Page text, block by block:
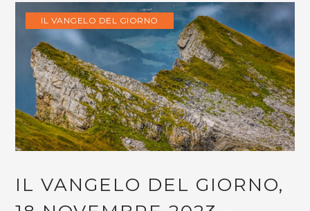
IL VANGELO DEL GIORNO
IL VANGELO DEL GIORNO,